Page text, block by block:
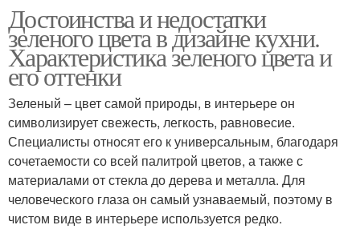
Достоинства и недостатки
зеленого цвета в дизайне кухни.
Характеристика зеленого цвета и
его оттенки
Зеленый – цвет самой природы, в интерьере он
символизирует свежесть, легкость, равновесие.
Специалисты относят его к универсальным, благодаря
сочетаемости со всей палитрой цветов, а также с
материалами от стекла до дерева и металла. Для
человеческого глаза он самый узнаваемый, поэтому в
чистом виде в интерьере используется редко.